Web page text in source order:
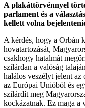
A plakáttörvénnyel
parlament és a
kellett volna
A kérdés, hogy a Orbán
hovatartozását,
csakhogy hatalmát
szilárdan a valóság
halálos veszélyt jelent
az Európai Unióból és
szilárdít meg
kockázatnak. Ez maga a